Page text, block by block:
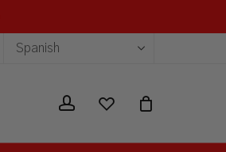
accountwishlist
Close